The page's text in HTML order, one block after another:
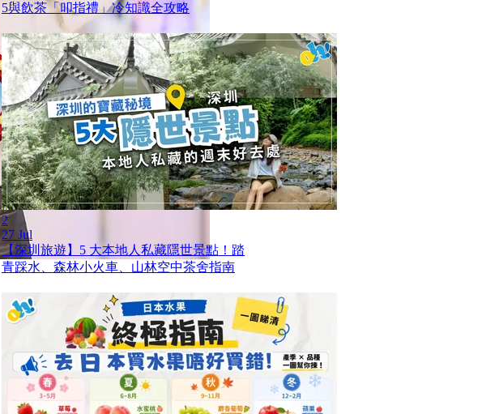
5與飲茶「叩指禮」冷知識全攻略
2
27 Jul
【深圳旅遊】5 大本地人私藏隱世景點！踏
青踩水、森林小火車、山林空中茶舍指南